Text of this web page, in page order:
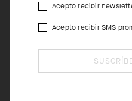
Acepto recibir
Acepto recibir SMS